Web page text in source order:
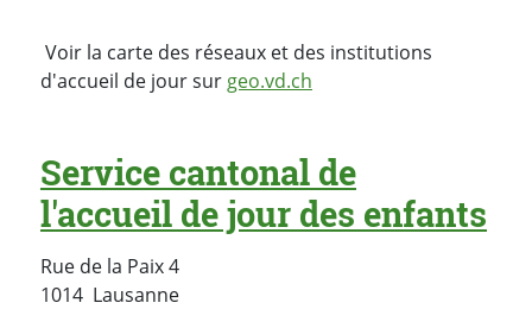
Voir la carte des réseaux et des institutions
d'accueil de jour sur geo.vd.ch
Service cantonal de
l'accueil de jour des enfants
Rue de la Paix 4
1014 LausanneSuisse